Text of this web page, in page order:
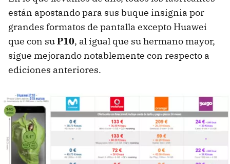
están apostando para sus buque insignia por
grandes formatos de pantalla excepto Huawei
que con suP10, al igual que su hermano mayor,
sigue mejorando notablemente con respecto a
ediciones anteriores.